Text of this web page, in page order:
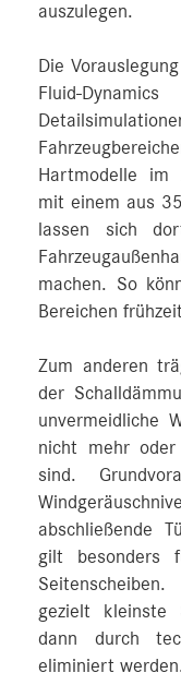
auszulegen.
Die
Fluid-
Hartmodelle im
mit einem aus
lassen sich
machen. So
Bereichen
Zum anderen
der
unvermeidliche
nicht mehr
sind.
abschließende
gilt besonders
gezielt kleinste
dann durch
eliminiert